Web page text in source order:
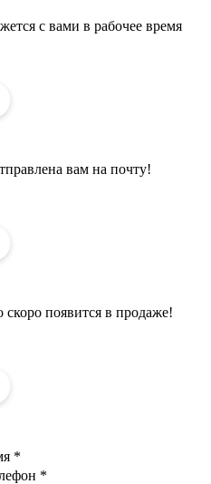
с вами в рабочее время
вам на почту!
скоро появится в продаже!
*
*